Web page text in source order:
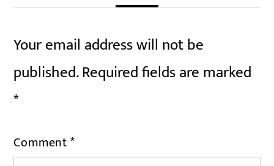
Your email address will not be
published.Required fields are marked
*
Comment*